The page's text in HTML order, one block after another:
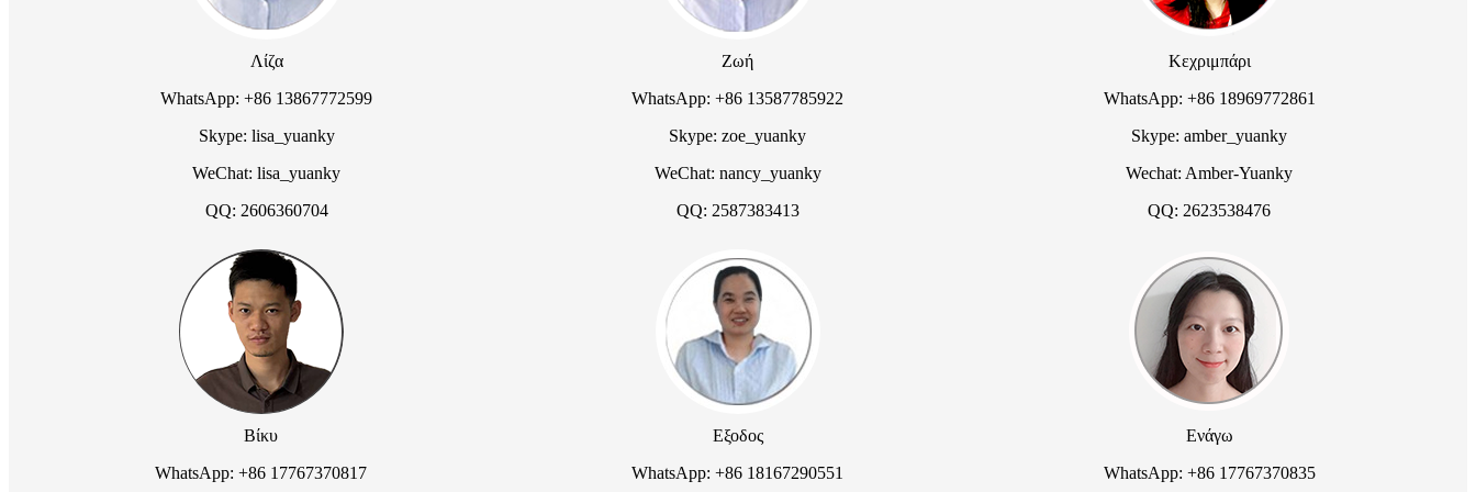
Λίζα
WhatsApp: +86 13867772599
Skype: lisa_yuanky
WeChat: lisa_yuanky
QQ: 2606360704
Ζωή
WhatsApp: +86 13587785922
Skype: zoe_yuanky
WeChat: nancy_yuanky
QQ: 2587383413
Κεχριμπάρι
WhatsApp: +86 18969772861
Skype: amber_yuanky
Wechat: Amber-Yuanky
QQ: 2623538476
Βίκυ
WhatsApp: +86 17767370817
Εξοδος
WhatsApp: +86 18167290551
Ενάγω
WhatsApp: +86 17767370835